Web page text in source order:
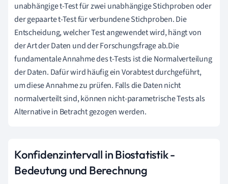
unabhängige t-Test für zwei unabhängige Stichproben oder
der gepaarte t-Test für verbundene Stichproben. Die
Entscheidung, welcher Test angewendet wird, hängt von
der Art der Daten und der Forschungsfrage ab.Die
fundamentale Annahme des t-Tests ist die Normalverteilung
der Daten. Dafür wird häufig ein Vorabtest durchgeführt,
um diese Annahme zu prüfen. Falls die Daten nicht
normalverteilt sind, können nicht-parametrische Tests als
Alternative in Betracht gezogen werden.
Konfidenzintervall in Biostatistik -
Bedeutung und Berechnung